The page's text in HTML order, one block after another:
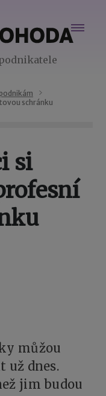
schránku
si
můžou
už dnes.
jim budou